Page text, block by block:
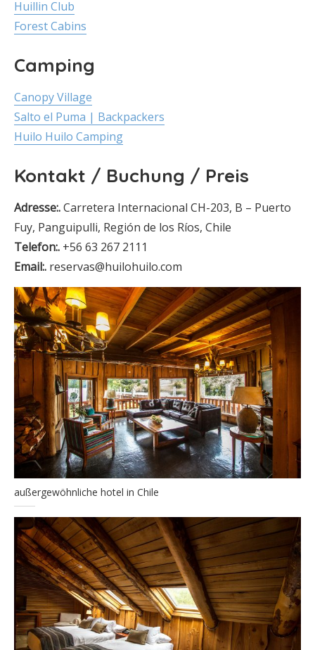
Huillin Club
Forest Cabins
Camping
Canopy Village
Salto el Puma | Backpackers
Huilo Huilo Camping
Kontakt / Buchung / Preis
Adresse:.Carretera Internacional CH-203, B – Puerto
Fuy, Panguipulli, Región de los Ríos, Chile
Telefon:. +56 63 267 2111
Email:. reservas@huilohuilo.com
außergewöhnliche hotel in Chile